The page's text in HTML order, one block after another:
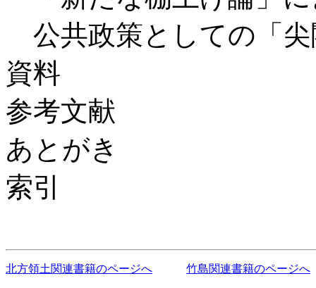
公共政策としての「
資料
参考文献
あとがき
索引
北方領土関連書籍のページへ 竹島関連書籍のページへ